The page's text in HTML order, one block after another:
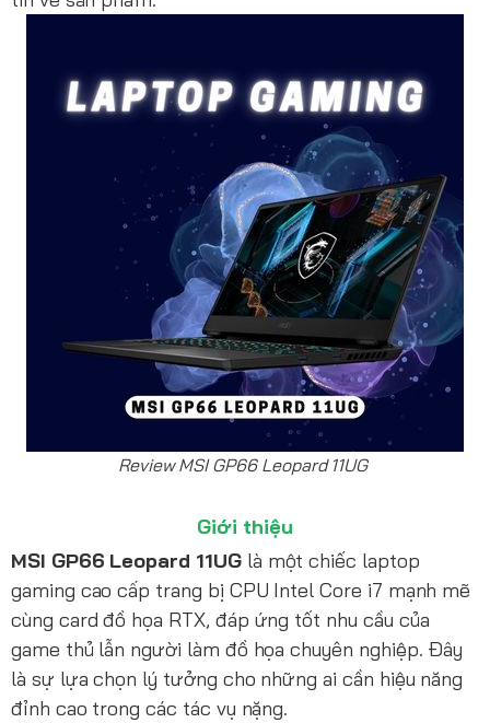
Review MSI GP66 Leopard 11UG
Giới thiệu
MSI GP66 Leopard 11UGlà một chiếc laptop
gaming cao cấp trang bị CPU Intel Core i7 mạnh mẽ
cùng card đồ họa RTX, đáp ứng tốt nhu cầu của
game thủ lẫn người làm đồ họa chuyên nghiệp. Đây
là sự lựa chọn lý tưởng cho những ai cần hiệu năng
đỉnh cao trong các tác vụ nặng.